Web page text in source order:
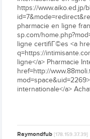
https://www.aiko.ed.jp/
pharmacie en ligne
sp.com/
ligne certifiГ©es <a
q=https://
ligne</a> Pharmacie
href=http://
internationale</a>
Raymondfub[178.159.37.39]